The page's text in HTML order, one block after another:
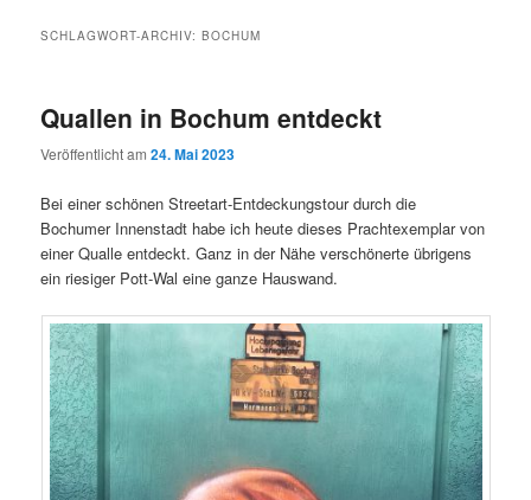
SCHLAGWORT-ARCHIV:BOCHUM
Quallen in Bochum entdeckt
Veröffentlicht am24. Mai 2023
Bei einer schönen Streetart-Entdeckungstour durch die
Bochumer Innenstadt habe ich heute dieses Prachtexemplar von
einer Qualle entdeckt. Ganz in der Nähe verschönerte übrigens
ein riesiger Pott-Wal eine ganze Hauswand.